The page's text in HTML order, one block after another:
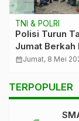
TNI & POLRI
Polisi Turun
Jumat Berkah
Lambu Kibang
Tubaba
calendar_monthJumat, 8 Mei
TERPOPULER